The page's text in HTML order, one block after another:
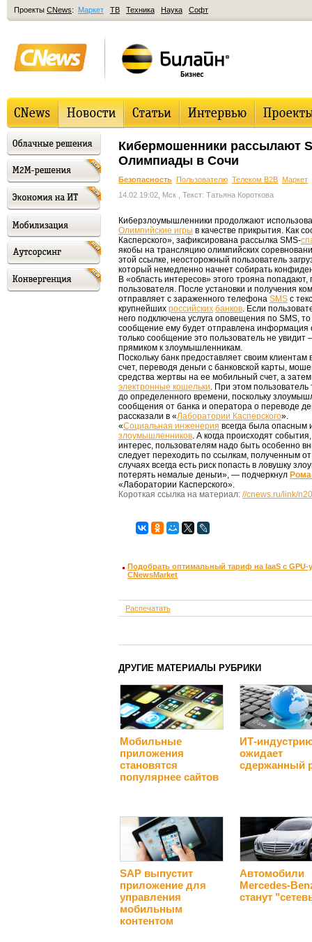
Проекты CNews: Маркет ТВ Техника Наука Софт
Кибермошенники рассылают
Олимпиады в Сочи
Безопасность Пользователю Телеком B2B Маркет
14.02 19:02, Мск , Текст: Татьяна Короткова
Киберзлоумышленники продолжают
Олимпийские игры в качестве прикрытия. Как
Касперского», зафиксирована рассылка SMS-
якобы на трансляцию олимпийских
этой ссылке, неосторожный пользователь
который немедленно начнет собирать
В «область интересов» этого трояна
пользователя. После установки и получения
отправляет с зараженного телефона SMS с
крупнейших российских банков. Если
него подключена услуга оповещения по SMS,
сообщение ему будет отправлена информация
только сообщение это пользователь не увидит
прямиком к злоумышленникам.
Поскольку банк предоставляет своим
счет, переводя деньги с банковской карты,
средства жертвы на ее мобильный счет, а
электронные кошельки. При этом пользователь
до определенного времени, поскольку
сообщения от банка и оператора о переводе
рассказали в «Лаборатории Касперского».
«Социальная инженерия всегда была опасным
злоумышленников. А когда происходят
интерес, пользователям надо быть особенно
следует переходить по ссылкам, полученным
случаях всегда есть риск попасть в ловушку
потерять немалые деньги», — подчеркнул
«Лаборатории Касперского».
Короткая ссылка на материал: //cnews.ru/link/
Подобрать оптимальный тариф на IaaS с GPU-
CNewsMarket
Распечатать
ДРУГИЕ МАТЕРИАЛЫ РУБРИКИ
Мобильные
приложения
становятся
популярнее сайтов
ИТ-
ожидает
сдержанный
SAP выпустит
приложение для
управления
мобильным
контентом
Автомобили
Mercedes-
станут